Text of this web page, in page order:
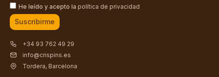
He leído y acepto la política de privacidad
Suscribirme
+34 93 762 49 29
info@crispins.es
Tordera, Barcelona